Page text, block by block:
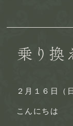
乗り換
２月１６日（
こんにちは